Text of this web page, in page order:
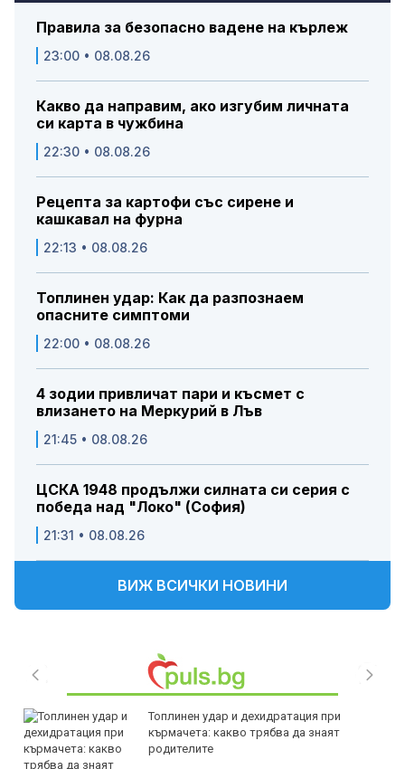
Правила за безопасно вадене на кърлеж
23:00 • 08.08.26
Какво да направим, ако изгубим личната
си карта в чужбина
22:30 • 08.08.26
Рецепта за картофи със сирене и
кашкавал на фурна
22:13 • 08.08.26
Топлинен удар: Как да разпознаем
опасните симптоми
22:00 • 08.08.26
4 зодии привличат пари и късмет с
влизането на Меркурий в Лъв
21:45 • 08.08.26
ЦСКА 1948 продължи силната си серия с
победа над "Локо" (София)
21:31 • 08.08.26
ВИЖ ВСИЧКИ НОВИНИ
Топлинен удар и дехидратация при
кърмачета: какво трябва да знаят
родителите